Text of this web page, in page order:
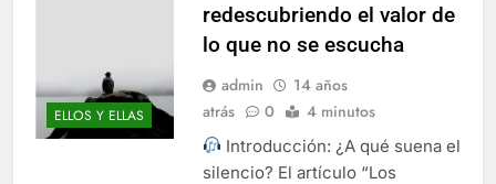
ELLOS Y ELLAS
redescubriendo el valor de
lo que no se escucha
admin
14 años
atrás
0 4 minutos
Introducción: ¿A qué suena el
silencio? El artículo “Los